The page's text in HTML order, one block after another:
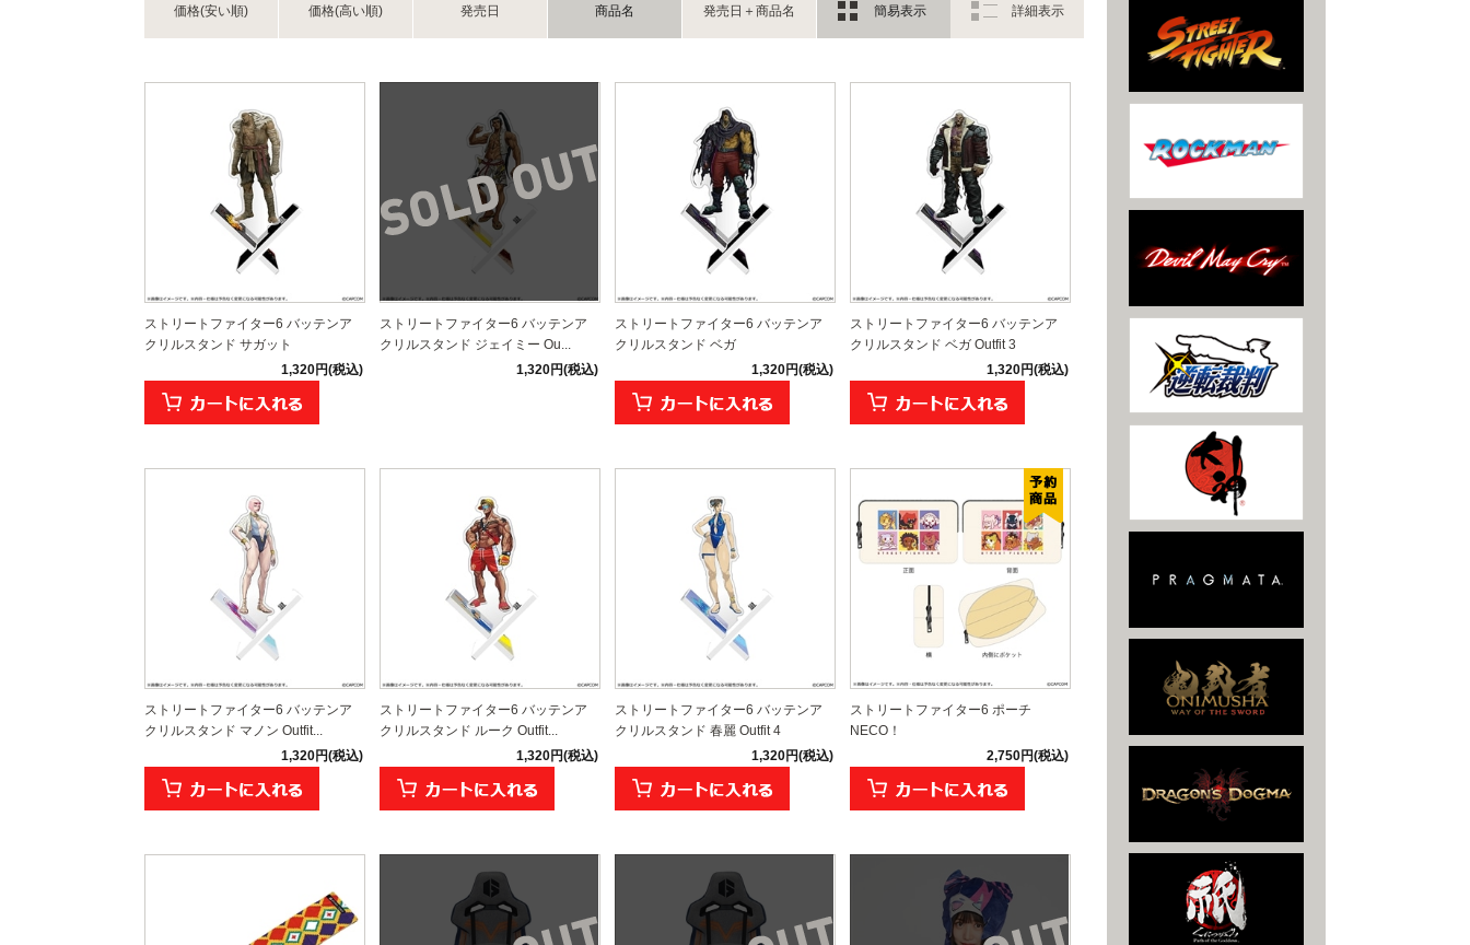
価格(安い順) 価格(高い順) 発売日 商品名 発売日＋商品名 簡易表示 詳細表示
ストリートファイター6 バッテンア
クリルスタンド サガット
1,320円(税込)
ストリートファイター6 バッテンア
クリルスタンド ジェイミー Ou...
1,320円(税込)
ストリートファイター6 バッテンア
クリルスタンド ベガ
1,320円(税込)
ストリートファイター6 バッテンア
クリルスタンド ベガ Outfit 3
1,320円(税込)
ストリートファイター6 バッテンア
クリルスタンド マノン Outfit...
1,320円(税込)
ストリートファイター6 バッテンア
クリルスタンド ルーク Outfit...
1,320円(税込)
ストリートファイター6 バッテンア
クリルスタンド 春麗 Outfit 4
1,320円(税込)
ストリートファイター6 ポーチ
NECO！
2,750円(税込)